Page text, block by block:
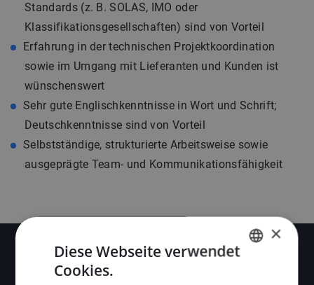
Standards (z. B. SOLAS, IMO oder
Klassifikationsgesellschaften) sind von Vorteil
Erfahrung in der technischen Projektkoordination
sowie im Umgang mit Lieferanten und Kunden ist
wünschenswert
Sehr gute Englischkenntnisse in Wort und Schrift;
Deutschkenntnisse sind von Vorteil
Selbstständige, strukturierte Arbeitsweise sowie
ausgeprägte Team- und Kommunikationsfähigkeit
×
Diese Webseite verwendet
Cookies.